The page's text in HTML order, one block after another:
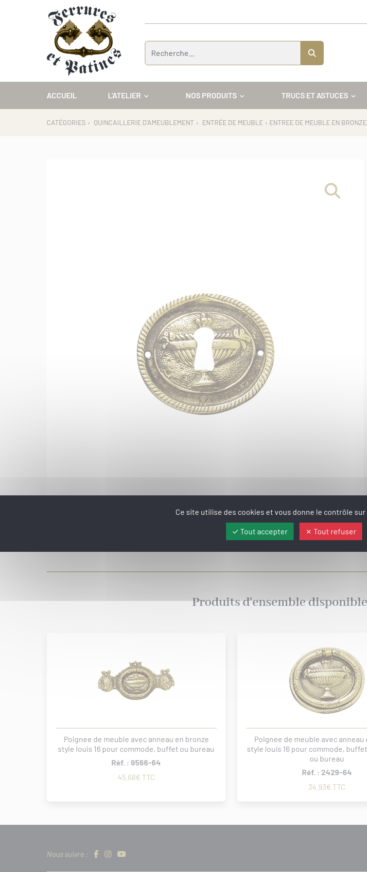
ACCUEIL L'ATELIER NOS PRODUITS TRUCS ET ASTUCES
CATÉGORIES › QUINCAILLERIE D'AMEUBLEMENT › ENTRÉE DE MEUBLE › ENTREE DE MEUBLE EN
Produits d'ensemble
Poignee de meuble avec anneau en bronze
style louis 16 pour commode, buffet ou bureau
Réf. : 9566-64
45.68€ TTC
Poignee de meuble avec anneau
style louis 16 pour commode,
ou bureau
Réf. : 2429-64
34.93€ TTC
Nous suivre :
Panneau de gestion des cookies
Ce site utilise des cookies et vous donne le contrôle
Tout accepter Tout refuser